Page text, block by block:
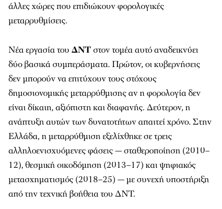
άλλες χώρες που επιδιώκουν φορολογικές
μεταρρυθμίσεις.
Νέα εργασία του ΔΝΤστον τομέα αυτό αναδεικνύει
δύο βασικά συμπεράσματα. Πρώτον, οι κυβερνήσεις
δεν μπορούν να επιτύχουν τους στόχους
δημοσιονομικής μεταρρύθμισης αν η φορολογία δεν
είναι δίκαιη, αξιόπιστη και διαφανής. Δεύτερον, η
ανάπτυξη αυτών των δυνατοτήτων απαιτεί χρόνο. Στην
Ελλάδα, η μεταρρύθμιση εξελίχθηκε σε τρεις
αλληλοενισχυόμενες φάσεις — σταθεροποίηση (2010–
12), θεσμική οικοδόμηση (2013–17) και ψηφιακός
μετασχηματισμός (2018–25) — με συνεχή υποστήριξη
από την τεχνική βοήθεια του ΔΝΤ.